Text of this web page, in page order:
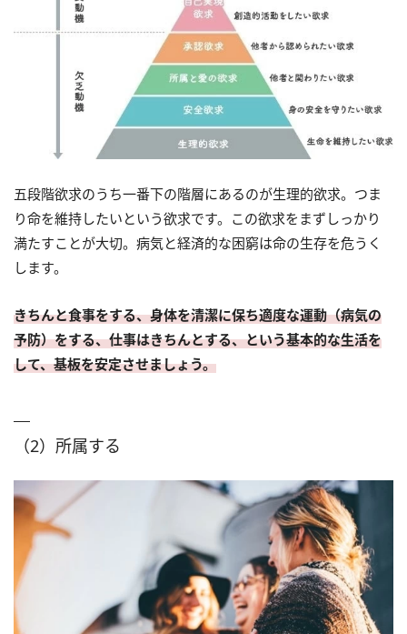
五段階欲求のうち一番下の階層にあるのが生理的欲求。つま
り命を維持したいという欲求です。この欲求をまずしっかり
満たすことが大切。病気と経済的な困窮は命の生存を危うく
します。
きちんと食事をする、身体を清潔に保ち適度な運動（病気の
予防）をする、仕事はきちんとする、という基本的な生活を
して、基板を安定させましょう。
（2）所属する